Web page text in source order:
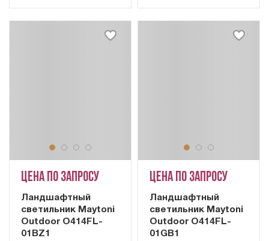
Цена по запросу
Ландшафтный
светильник Maytoni
Outdoor O414FL-
01BZ1
Цена по запросу
Ландшафтный
светильник Maytoni
Outdoor O414FL-
01GB1